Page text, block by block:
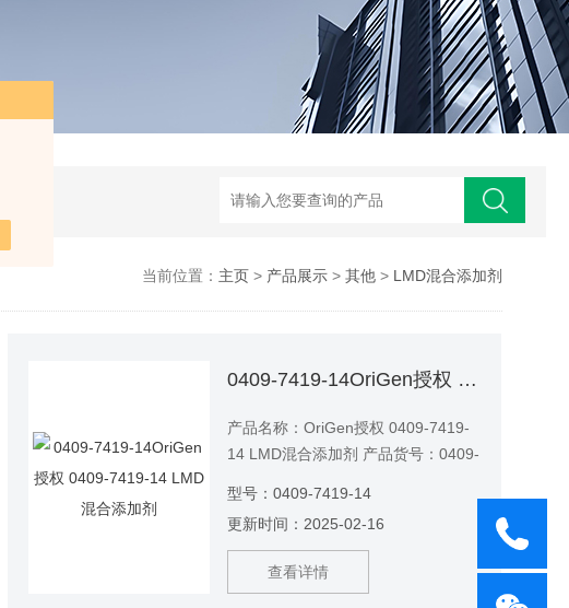
当前位置： 主页> 产品展示> 其他> LMD混合添加剂
0409-7419-14OriGen授权 0409-7419-14 LMD混合添加剂
产品名称：OriGen授权 0409-7419-
14 LMD混合添加剂 产品货号：0409-
型号：0409-7419-14
更新时间：2025-02-16
查看详情